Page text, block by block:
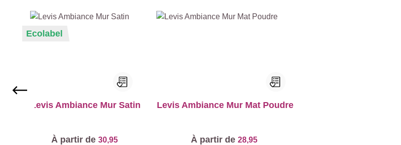
Ecolabel
Levis Ambiance Mur Satin
À partir de 30,95
Levis Ambiance Mur Mat Poudre
À partir de 28,95